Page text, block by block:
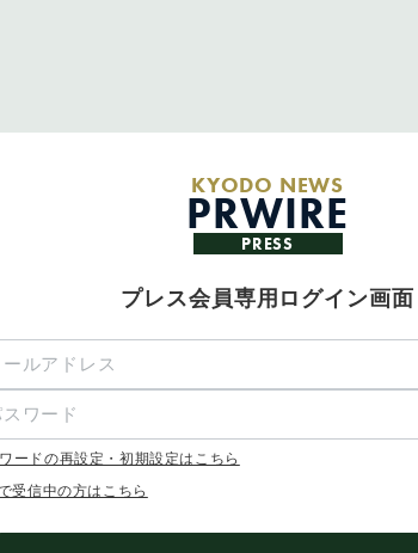
KYODO NEWS
PRWIRE
PRESS
プレス会員専用ログイン画面
ードの再設定・初期設定はこちら
受信中の方はこちら